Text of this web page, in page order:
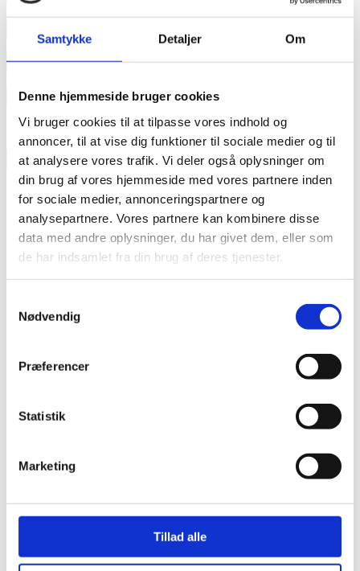
Samtykke Detaljer Om
Denne hjemmeside bruger cookies
Vi bruger cookies til at tilpasse vores indhold og
annoncer, til at vise dig funktioner til sociale medier og til
at analysere vores trafik. Vi deler også oplysninger om
din brug af vores hjemmeside med vores partnere inden
for sociale medier, annonceringspartnere og
analysepartnere. Vores partnere kan kombinere disse
data med andre oplysninger, du har givet dem, eller som
de har indsamlet fra din brug af deres tjenester.
Nødvendig
Præferencer
Statistik
Marketing
Tillad alle
annonce
Like us
RAINBOW BUSINESS DENMARK